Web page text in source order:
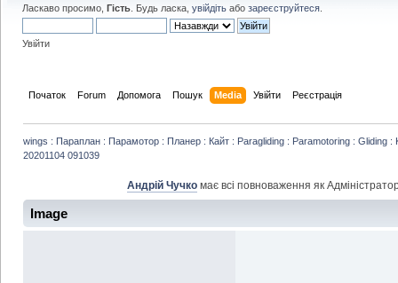
Ласкаво просимо, Гість . Будь ласка, увійдіть або зареєструйтеся
Увійти
Початок Forum Допомога Пошук Media Увійти Реєстрація
wings : Параплан : Парамотор : Планер : Кайт : Paragliding : Paramotoring : Gliding :
20201104 091039
Андрій Чучко має всі повноваження як
Image